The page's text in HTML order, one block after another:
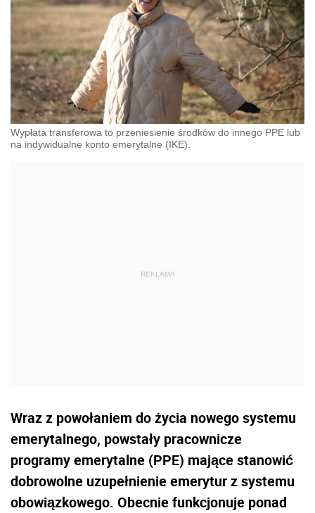
Wypłata transferowa to przeniesienie środków do innego PPE lub
na indywidualne konto emerytalne (IKE).
Wraz z powołaniem do życia nowego systemu
emerytalnego, powstały pracownicze
programy emerytalne (PPE) mające stanowić
dobrowolne uzupełnienie emerytur z systemu
obowiązkowego. Obecnie funkcjonuje ponad